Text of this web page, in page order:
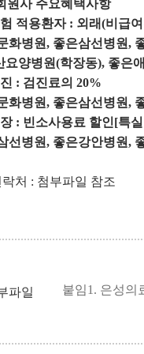
원사 주요혜택사항
적용환자 : 외래(비급
화병원, 좋은삼선병원,
요양병원(학장동), 좋은
: 검진료의20%
화병원, 좋은삼선병원,
: 빈소사용료 할인[특
선병원, 좋은강안병원,
처 : 첨부파일 참조
파일 붙임1. 은성의